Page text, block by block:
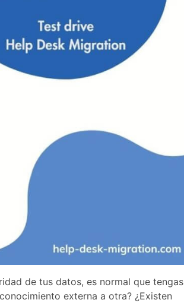
de tus datos, es normal que tengas
externa a otra? ¿Existen